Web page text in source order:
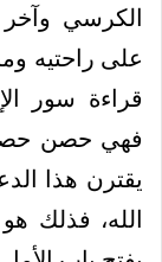
الكرسي
على راحتيه
قراءة سور
فهي حصن
يقترن هذا
الله، فذلك